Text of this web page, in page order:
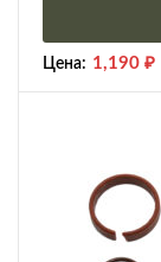
Цена: 1,190 ₽